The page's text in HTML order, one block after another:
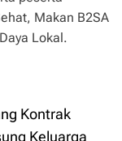
Makan B2SA
Lokal.
Kontrak
Keluarga